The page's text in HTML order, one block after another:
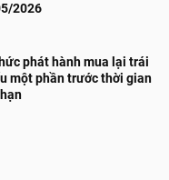
2026
phát hành mua lại trái
một phần trước thời gian